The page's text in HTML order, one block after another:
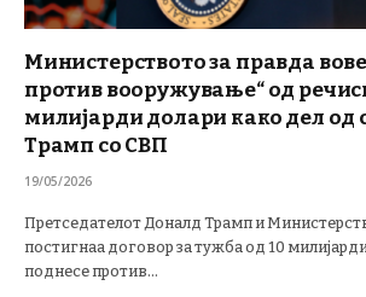
Министерството за правда
против вооружување“ од
милијарди долари како дел од
Трамп со СВП
19/05/2026
Претседателот Доналд Трамп и
постигнаа договор за тужба од 10
поднесе против…